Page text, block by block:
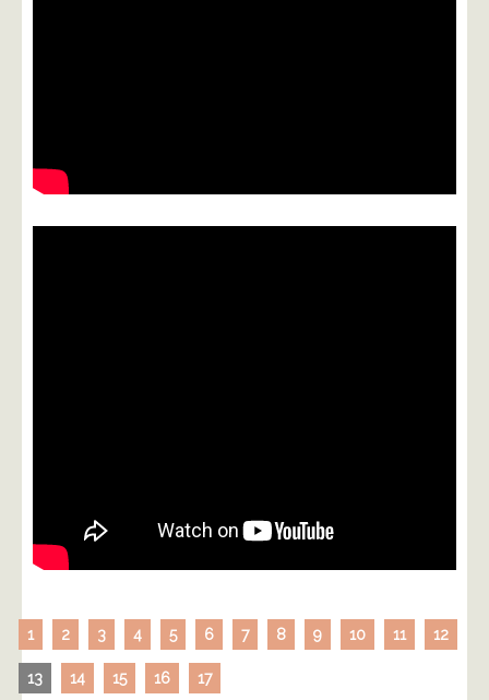
1 2 3 4 5 6 7 8 9 10 11 12
13 14 15 16 17